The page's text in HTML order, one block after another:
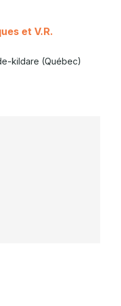
et V.R.
kildare (Québec)